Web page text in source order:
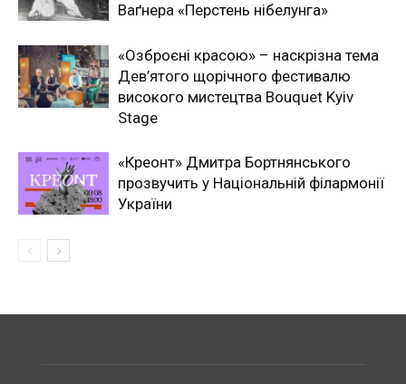
Ваґнера «Перстень нібелунга»
«Озброєні красою» – наскрізна тема
Дев’ятого щорічного фестивалю
високого мистецтва Bouquet Kyiv
Stage
«Креонт» Дмитра Бортнянського
прозвучить у Національній філармонії
України